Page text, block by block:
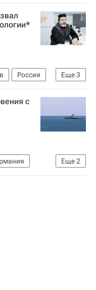
Еще3
Россия
с
Еще2